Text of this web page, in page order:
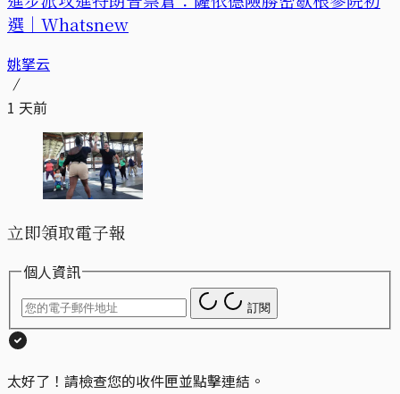
選｜Whatsnew
姚拏云
1 天前
立即領取電子報
個人資訊
訂閱
太好了！請檢查您的收件匣並點擊連結。